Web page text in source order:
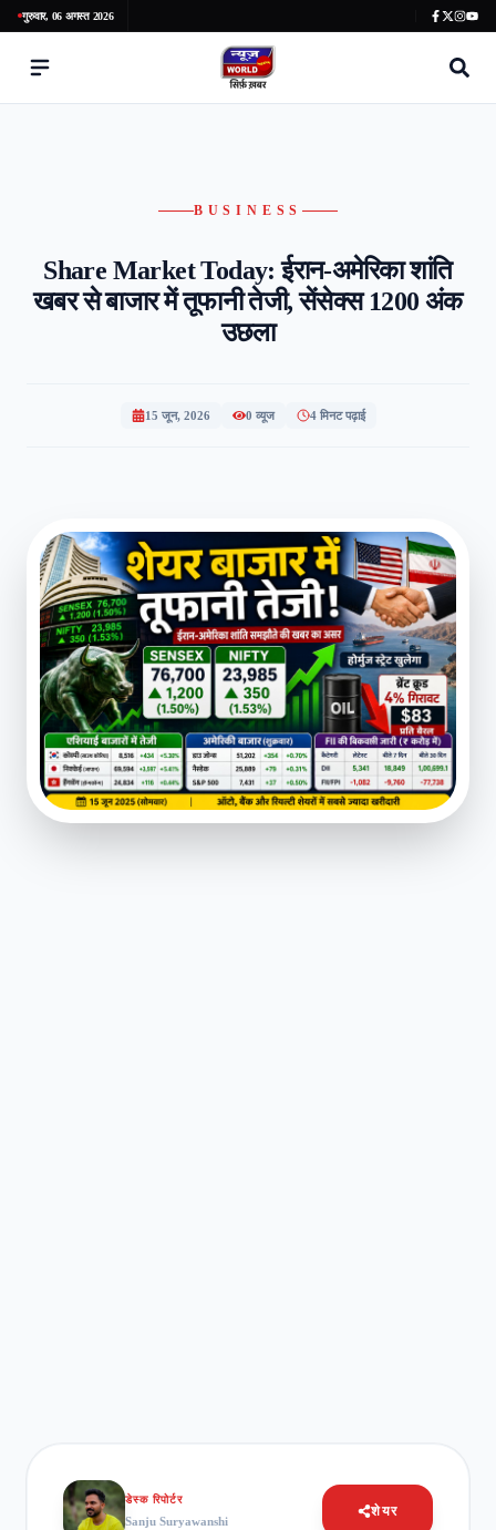
गुरुवार, 06 अगस्त 2026
BUSINESS
Share Market Today: ईरान-अमेरिका शांति
खबर से बाजार में तूफानी तेजी, सेंसेक्स 1200 अंक
उछला
15 जून, 2026 0 व्यूज 4 मिनट पढ़ाई
डेस्क रिपोर्टर
Sanju Suryawanshi
शेयर